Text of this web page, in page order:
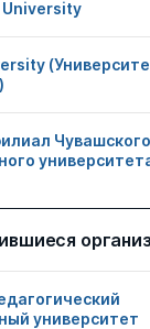
University
Чувашского
университет